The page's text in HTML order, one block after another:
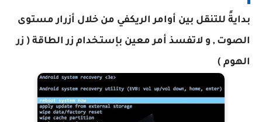
بدايةً للتنقل بين أوامر الريكفي من خلال أزرار مستوى
الصوت , و لاتفسذ أمر معين بإستـخدام زر الطاقة ( زر
الهوم )